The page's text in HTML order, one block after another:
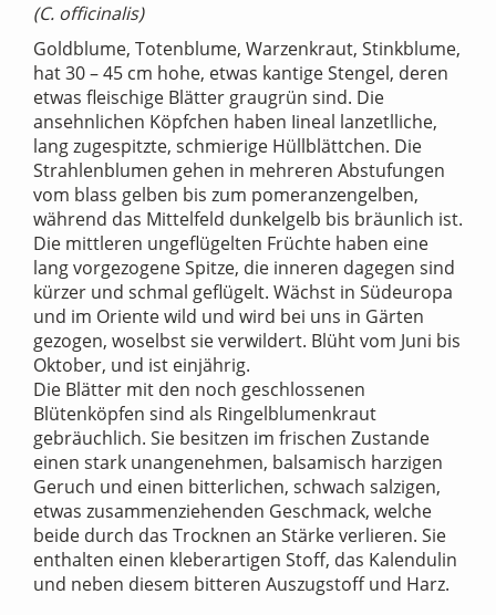
(C. officinalis)
Goldblume, Totenblume, Warzenkraut, Stinkblume,
hat 30 – 45 cm hohe, etwas kantige Stengel, deren
etwas fleischige Blätter graugrün sind. Die
ansehnlichen Köpfchen haben Iineal lanzetlliche,
lang zugespitzte, schmierige Hüllblättchen. Die
Strahlenblumen gehen in mehreren Abstufungen
vom blass gelben bis zum pomeranzengelben,
während das Mittelfeld dunkelgelb bis bräunlich ist.
Die mittleren ungeflügelten Früchte haben eine
lang vorgezogene Spitze, die inneren dagegen sind
kürzer und schmal geflügelt. Wächst in Südeuropa
und im Oriente wild und wird bei uns in Gärten
gezogen, woselbst sie verwildert. Blüht vom Juni bis
Oktober, und ist einjährig.
Die Blätter mit den noch geschlossenen
Blütenköpfen sind als Ringelblumenkraut
gebräuchlich. Sie besitzen im frischen Zustande
einen stark unangenehmen, balsamisch harzigen
Geruch und einen bitterlichen, schwach salzigen,
etwas zusammenziehenden Geschmack, welche
beide durch das Trocknen an Stärke verlieren. Sie
enthalten einen kleberartigen Stoff, das Kalendulin
und neben diesem bitteren Auszugstoff und Harz.